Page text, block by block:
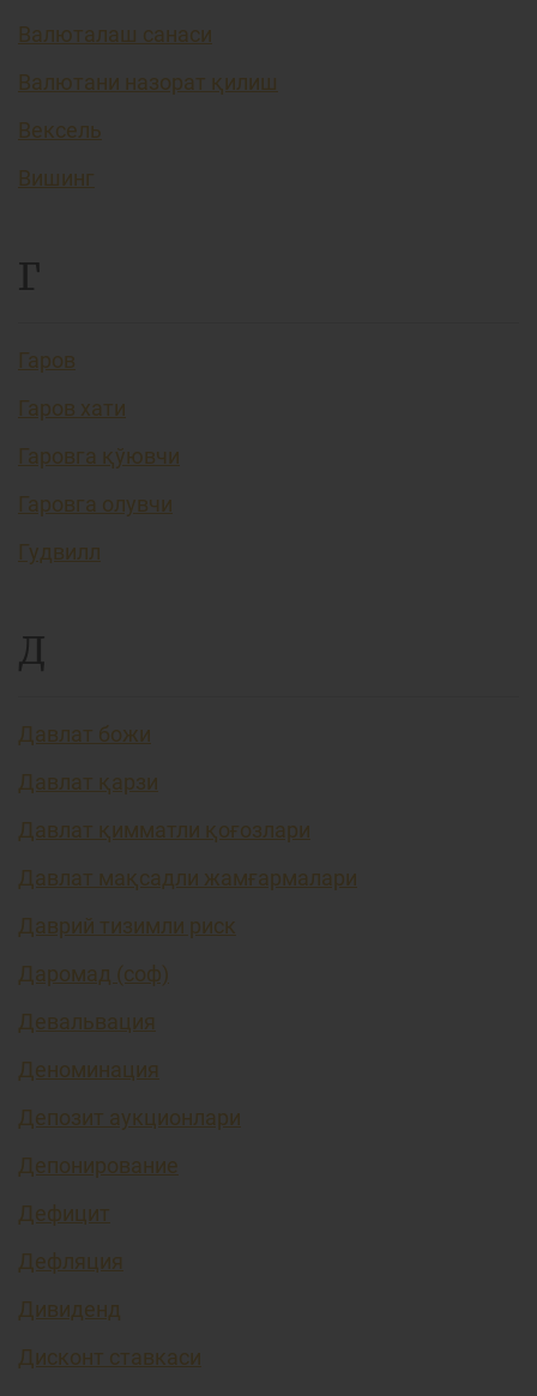
Валюталаш санаси
Валютани назорат қилиш
Вексель
Вишинг
Г
Гаров
Гаров хати
Гаровга қўювчи
Гаровга олувчи
Гудвилл
Д
Давлат божи
Давлат қарзи
Давлат қимматли қоғозлари
Давлат мақсадли жамғармалари
Даврий тизимли риск
Даромад (соф)
Девальвация
Деноминация
Депозит аукционлари
Депонирование
Дефицит
Дефляция
Дивиденд
Дисконт ставкаси